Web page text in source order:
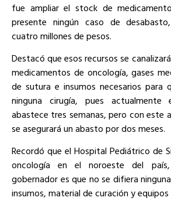
fue ampliar el stock de
presente ningún caso de
cuatro millones de pesos.
Destacó que esos recursos se
medicamentos de oncología, gases
de sutura e insumos necesarios para
ninguna cirugía, pues
abastece tres semanas, pero con este
se asegurará un abasto por dos meses.
Recordó que el Hospital Pediátrico de
oncología en el noroeste del
gobernador es que no se difiera
insumos, material de curación y